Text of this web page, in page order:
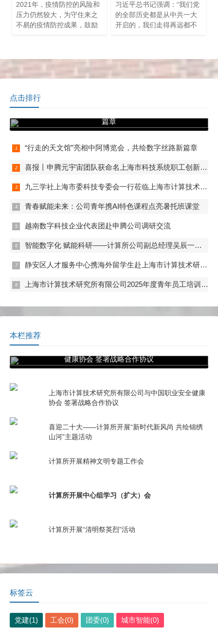
2021年，疫情防控的风险和
压力仍然较大，为守住来之
不易的疫情防控成果，鼓励
习近平总书记强调：“我们党
的全部历史都是从中共一大
开启的，我们走得再远都不
点击排行
“行走的天文馆”亮相中阿博览会，共绘数字丝路新
篇章
“行走的天文馆”亮相中阿博览会，共绘数字丝路新篇章
喜报丨申腾元宇宙团队获命名上海市科技系统职工创新工作室
九三学社上海市委科技专委会一行莅临上海市计算技术研究所有限公司开展联合调研
青春赋能未来：公司青年携AI特色课程点亮暑托班课堂
越南数字科技企业代表团赴申腾公司调研交流
智能数字化 赋能科研——计算所公司副总经理吴辰一行赴实验动物中心调研
静安区人才服务中心携海外留学生赴上海市计算技术研究所有限公司学习调研
上海市计算技术研究所有限公司2025年度青年员工培训及专题竞赛顺利开展
本栏推荐
上海市计算技术研究所有限公司与中国职业安全
健康协会 签署战略合作协议
上海市计算技术研究所有限公司与中国职业安全健康
协会 签署战略合作协议
喜迎二十大——计算所开展“新时代新风尚 共绘锦绣
山河”主题活动
计算所开展精神文明专题工作会
计算所开展中心组学习（扩大）会
计算所开展“清明祭英烈”活动
标签云
党建(1) 工会(0) 团委(0) 城市智能(0)